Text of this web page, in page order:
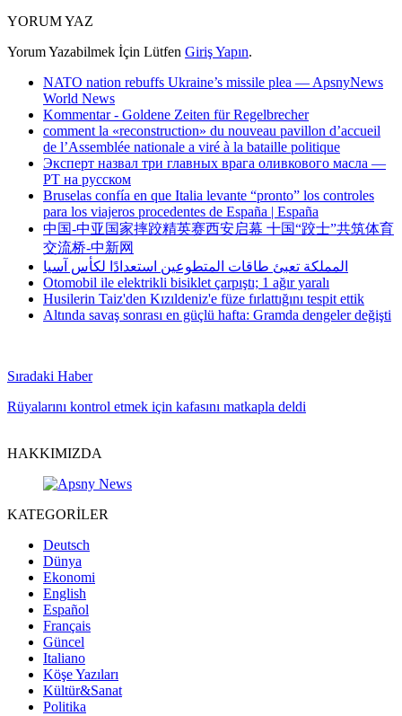
YORUM YAZ
Yorum Yazabilmek İçin Lütfen Giriş Yapın.
NATO nation rebuffs Ukraine’s missile plea — ApsnyNews
World News
Kommentar - Goldene Zeiten für Regelbrecher
comment la «reconstruction» du nouveau pavillon d’accueil
de l’Assemblée nationale a viré à la bataille politique
Эксперт назвал три главных врага оливкового масла —
РТ на русском
Bruselas confía en que Italia levante “pronto” los controles
para los viajeros procedentes de España | España
中国-中亚国家摔跤精英赛西安启幕 十国“跤士”共筑体育
交流桥-中新网
المملكة تعبئ طاقات المتطوعين استعدادًا لكأس آسيا
Otomobil ile elektrikli bisiklet çarpıştı; 1 ağır yaralı
Husilerin Taiz'den Kızıldeniz'e füze fırlattığını tespit ettik
Altında savaş sonrası en güçlü hafta: Gramda dengeler değişti
Sıradaki Haber
Rüyalarını kontrol etmek için kafasını matkapla deldi
HAKKIMIZDA
KATEGORİLER
Deutsch
Dünya
Ekonomi
English
Español
Français
Güncel
Italiano
Köşe Yazıları
Kültür&Sanat
Politika